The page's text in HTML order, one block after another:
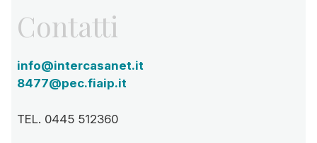
Contatti
info@intercasanet.it
8477@pec.fiaip.it
TEL. 0445 512360